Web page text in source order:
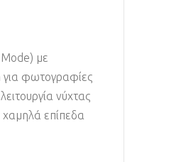
με
φωτογραφίες
νύχτας
χαμηλά επίπεδα